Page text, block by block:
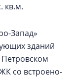
кв.м.
Запад»
зданий
со встроено-